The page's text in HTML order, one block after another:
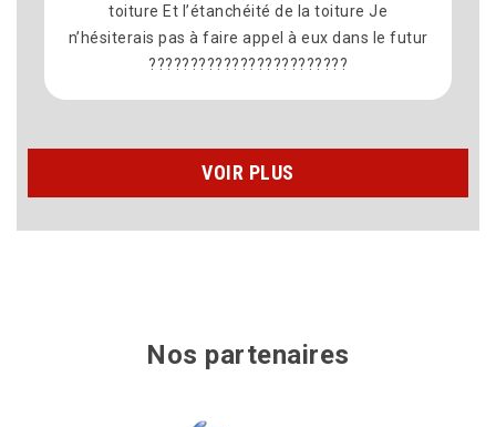
toiture Et l’étanchéité de la toiture Je
pas à faire appel à eux dans le futur
????????????????????????
VOIR PLUS
Nos partenaires